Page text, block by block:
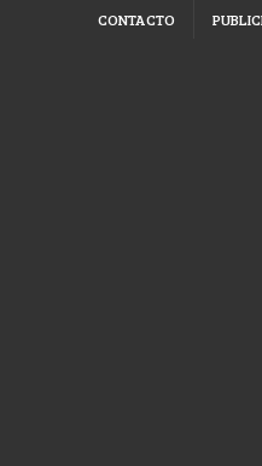
CONTACTO